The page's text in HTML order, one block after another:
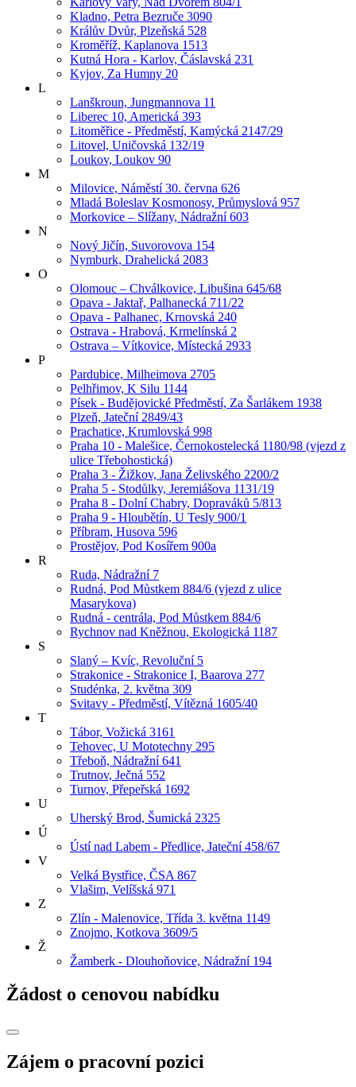
Kladno, Petra Bezruče 3090
Králův Dvůr, Plzeňská 528
Kroměříž, Kaplanova 1513
Kutná Hora - Karlov, Čáslavská 231
Kyjov, Za Humny 20
L
Lanškroun, Jungmannova 11
Liberec 10, Americká 393
Litoměřice - Předměstí, Kamýcká 2147/29
Litovel, Uničovská 132/19
Loukov, Loukov 90
M
Milovice, Náměstí 30. června 626
Mladá Boleslav Kosmonosy, Průmyslová 957
Morkovice – Slížany, Nádražní 603
N
Nový Jičín, Suvorovova 154
Nymburk, Drahelická 2083
O
Olomouc – Chválkovice, Libušina 645/68
Opava - Jaktař, Palhanecká 711/22
Opava - Palhanec, Krnovská 240
Ostrava - Hrabová, Krmelínská 2
Ostrava – Vítkovice, Místecká 2933
P
Pardubice, Milheimova 2705
Pelhřimov, K Silu 1144
Písek - Budějovické Předměstí, Za Šarlákem 1938
Plzeň, Jateční 2849/43
Prachatice, Krumlovská 998
Praha 10 - Malešice, Černokostelecká 1180/98 (vjezd z
ulice Třebohostická)
Praha 3 - Žižkov, Jana Želivského 2200/2
Praha 5 - Stodůlky, Jeremiášova 1131/19
Praha 8 - Dolní Chabry, Dopraváků 5/813
Praha 9 - Hloubětín, U Tesly 900/1
Příbram, Husova 596
Prostějov, Pod Kosířem 900a
R
Ruda, Nádražní 7
Rudná, Pod Můstkem 884/6 (vjezd z ulice
Masarykova)
Rudná - centrála, Pod Můstkem 884/6
Rychnov nad Kněžnou, Ekologická 1187
S
Slaný – Kvíc, Revoluční 5
Strakonice - Strakonice I, Baarova 277
Studénka, 2. května 309
Svitavy - Předměstí, Vítězná 1605/40
T
Tábor, Vožická 3161
Tehovec, U Mototechny 295
Třeboň, Nádražní 641
Trutnov, Ječná 552
Turnov, Přepeřská 1692
U
Uherský Brod, Šumická 2325
Ú
Ústí nad Labem - Předlice, Jateční 458/67
V
Velká Bystřice, ČSA 867
Vlašim, Velíšská 971
Z
Zlín - Malenovice, Třída 3. května 1149
Znojmo, Kotkova 3609/5
Ž
Žamberk - Dlouhoňovice, Nádražní 194
Žádost o cenovou nabídku
Zájem o pracovní pozici